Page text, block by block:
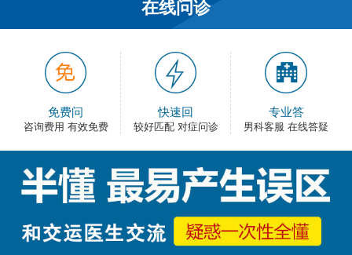
老医生就是好，不像某些医院的医生，脾气大死
和平网友：
护士都很不错，服务好热情，看病很舒心。
了，出血不多，还不错。
大叔：
很满意，有检查报告单，也不用重新检查了，关键
在线问诊
免费问
咨询费用 有效免费
快速回
较好匹配 对症问诊
专业答
男科客服 在线答疑